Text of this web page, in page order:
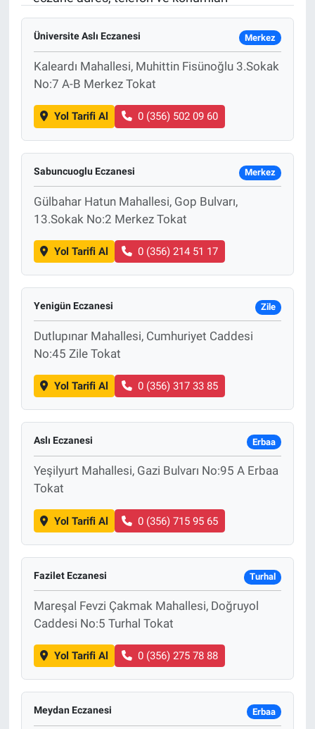
Üniversite Aslı Eczanesi Merkez
Kaleardı Mahallesi, Muhittin Fisünoğlu 3.Sokak
No:7 A-B Merkez Tokat
Yol Tarifi Al 0 (356) 502 09 60
Sabuncuoglu Eczanesi Merkez
Gülbahar Hatun Mahallesi, Gop Bulvarı,
13.Sokak No:2 Merkez Tokat
Yol Tarifi Al 0 (356) 214 51 17
Yenigün Eczanesi Zile
Dutlupınar Mahallesi, Cumhuriyet Caddesi
No:45 Zile Tokat
Yol Tarifi Al 0 (356) 317 33 85
Aslı Eczanesi Erbaa
Yeşilyurt Mahallesi, Gazi Bulvarı No:95 A Erbaa
Tokat
Yol Tarifi Al 0 (356) 715 95 65
Fazilet Eczanesi Turhal
Mareşal Fevzi Çakmak Mahallesi, Doğruyol
Caddesi No:5 Turhal Tokat
Yol Tarifi Al 0 (356) 275 78 88
Meydan Eczanesi Erbaa
Spor